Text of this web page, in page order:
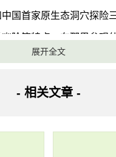
国首家原生态洞穴探险
险等特点。在那里参观
合休闲旅游和自然探索
展开全文
- 相关文章 -